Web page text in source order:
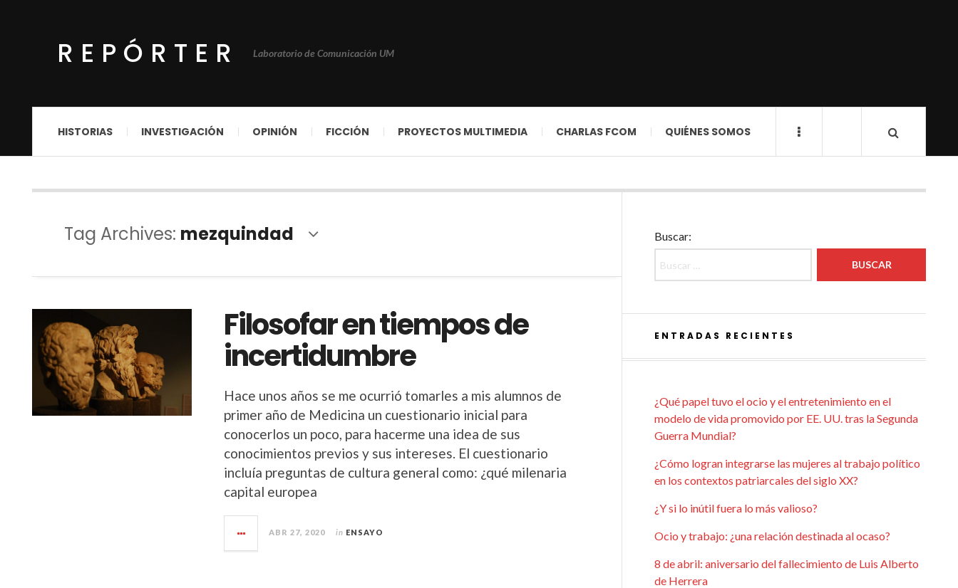
REPÓRTER Laboratorio de Comunicación UM
HISTORIAS INVESTIGACIÓN OPINIÓN FICCIÓN PROYECTOS MULTIMEDIA CHARLAS FCOM QUIÉNES SOMOS
Tag Archives: mezquindad
Filosofar en tiempos de
incertidumbre
Hace unos años se me ocurrió tomarles a mis alumnos de
primer año de Medicina un cuestionario inicial para
conocerlos un poco, para hacerme una idea de sus
conocimientos previos y sus intereses. El cuestionario
incluía preguntas de cultura general como: ¿qué milenaria
capital europea
ABR 27, 2020 in ENSAYO
Buscar:
ENTRADAS RECIENTES
¿Qué papel tuvo el ocio y el entretenimiento en el
modelo de vida promovido por EE. UU. tras la Segunda
Guerra Mundial?
¿Cómo logran integrarse las mujeres al trabajo político
en los contextos patriarcales del siglo XX?
¿Y si lo inútil fuera lo más valioso?
Ocio y trabajo: ¿una relación destinada al ocaso?
8 de abril: aniversario del fallecimiento de Luis Alberto
de Herrera